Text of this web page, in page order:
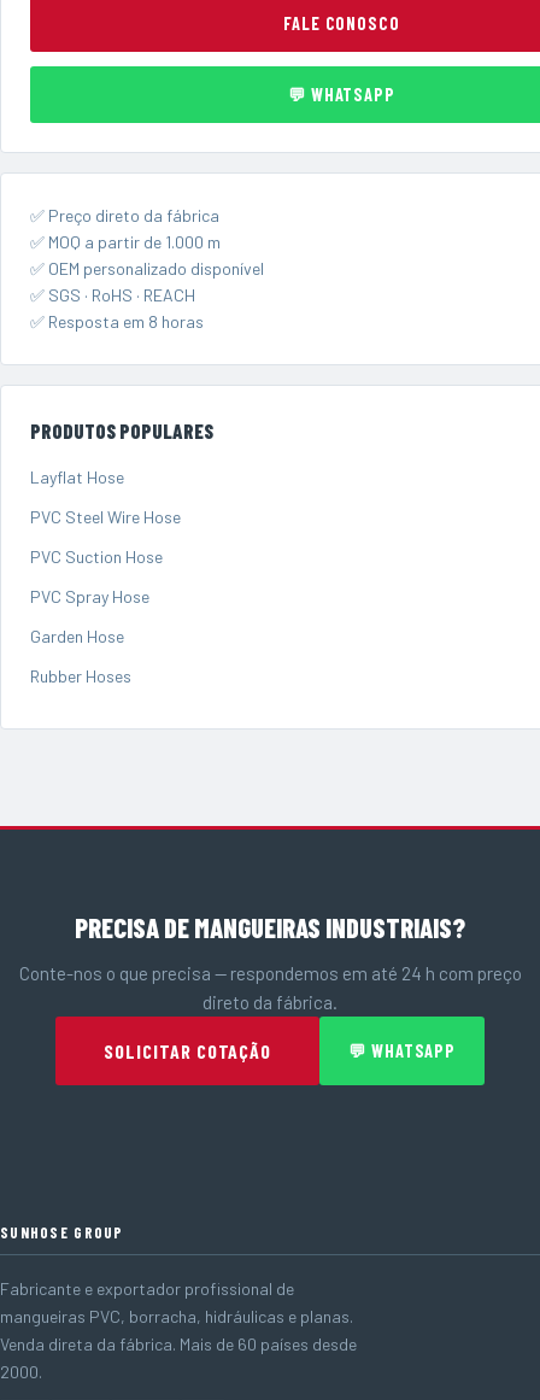
FALE CONOSCO
💬 WHATSAPP
✅ Preço direto da fábrica
✅ MOQ a partir de 1.000 m
✅ OEM personalizado disponível
✅ SGS · RoHS · REACH
✅ Resposta em 8 horas
PRODUTOS POPULARES
Layflat Hose
PVC Steel Wire Hose
PVC Suction Hose
PVC Spray Hose
Garden Hose
Rubber Hoses
PRECISA DE MANGUEIRAS INDUSTRIAIS?
Conte-nos o que precisa — respondemos em até 24 h com preço
direto da fábrica.
SOLICITAR COTAÇÃO 💬 WHATSAPP
SUNHOSE GROUP
Fabricante e exportador profissional de
mangueiras PVC, borracha, hidráulicas e planas.
Venda direta da fábrica. Mais de 60 países desde
2000.